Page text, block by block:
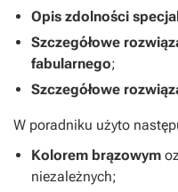
Opis zdolności
Szczegółowe
fabularnego;
Szczegółowe
W poradniku użyto
Kolorem brązowym
niezależnych;